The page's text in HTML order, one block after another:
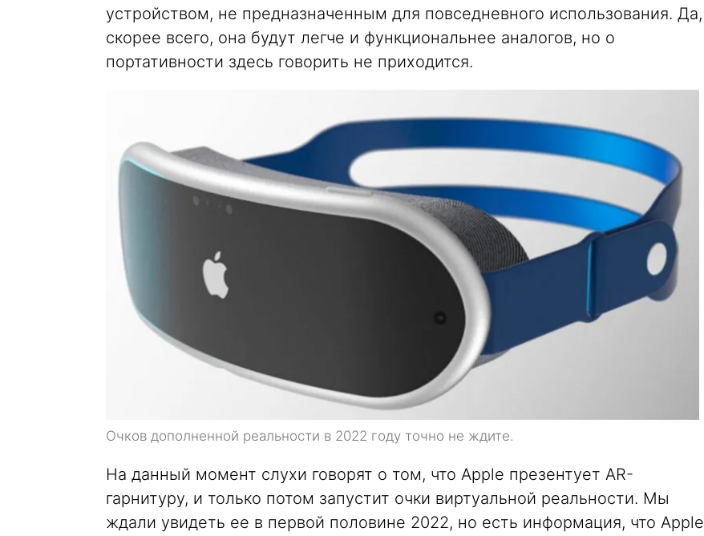
устройством, не предназначенным для повседневного использования. Да,
скорее всего, она будут легче и функциональнее аналогов, но о
портативности здесь говорить не приходится.
Очков дополненной реальности в 2022 году точно не ждите.
На данный момент слухи говорят о том, что Apple презентует AR-
гарнитуру, и только потом запустит очки виртуальной реальности. Мы
ждали увидеть ее в первой половине 2022, но есть информация, что Apple